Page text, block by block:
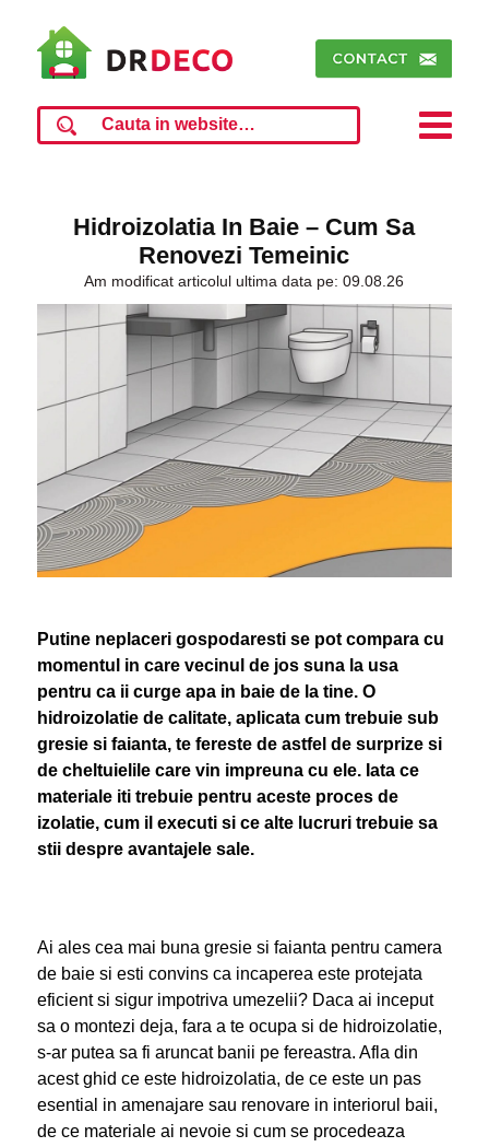
Hidroizolatia In Baie – Cum Sa
Renovezi Temeinic
Am modificat articolul ultima data pe: 09.08.26
Putine neplaceri gospodaresti se pot compara cu
momentul in care vecinul de jos suna la usa
pentru ca ii curge apa in baie de la tine. O
hidroizolatie de calitate, aplicata cum trebuie sub
gresie si faianta, te fereste de astfel de surprize si
de cheltuielile care vin impreuna cu ele. Iata ce
materiale iti trebuie pentru aceste proces de
izolatie, cum il executi si ce alte lucruri trebuie sa
stii despre avantajele sale.
Ai ales cea mai buna gresie si faianta pentru camera
de baie si esti convins ca incaperea este protejata
eficient si sigur impotriva umezelii? Daca ai inceput
sa o montezi deja, fara a te ocupa si de hidroizolatie,
s-ar putea sa fi aruncat banii pe fereastra. Afla din
acest ghid ce este hidroizolatia, de ce este un pas
esential in amenajare sau renovare in interiorul baii,
de ce materiale ai nevoie si cum se procedeaza